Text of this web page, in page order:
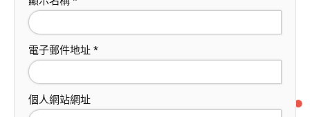
電子郵件地址 *
個人網站網址